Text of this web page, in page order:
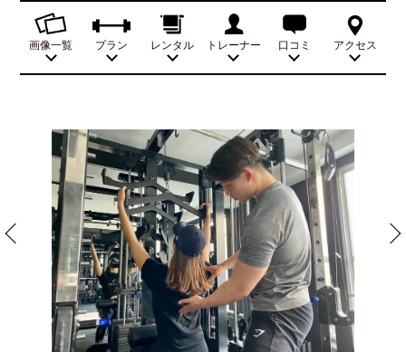
画像一覧 プラン レンタル トレーナー 口コミ アクセス